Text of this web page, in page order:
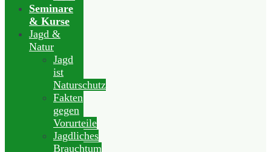
Seminare
& Kurse
Jagd &
Natur
Jagd
ist
Naturschutz
Fakten
gegen
Vorurteile
Jagdliches
Brauchtum